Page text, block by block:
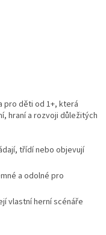
pro děti od 1+, která
hraní a rozvoji důležitých
třídí nebo objevují
a odolné pro
vlastní herní scénáře